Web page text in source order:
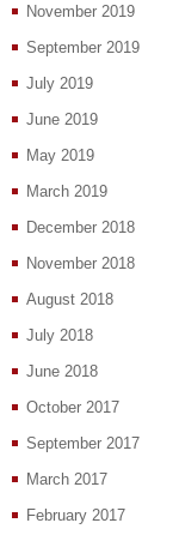
November 2019
September 2019
July 2019
June 2019
May 2019
March 2019
December 2018
November 2018
August 2018
July 2018
June 2018
October 2017
September 2017
March 2017
February 2017